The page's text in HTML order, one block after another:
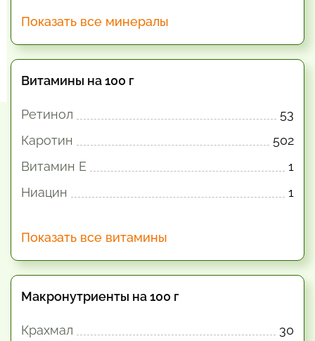
Показать все минералы
Витамины на 100 г
Ретинол
53
Каротин
502
Витамин E
1
Ниацин
1
Показать все витамины
Макронутриенты на 100 г
Крахмал
30